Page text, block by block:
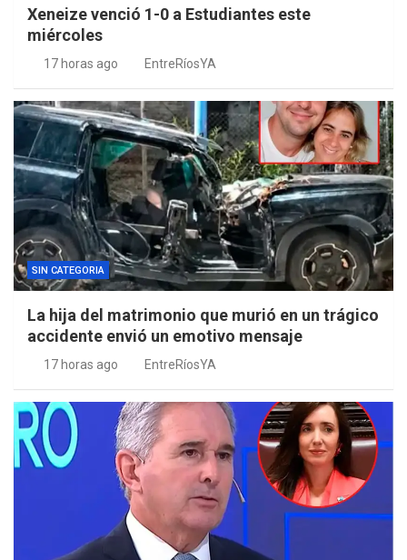
Xeneize venció 1-0 a Estudiantes este
miércoles
17 horas ago EntreRíosYA
SIN CATEGORIA
La hija del matrimonio que murió en un trágico
accidente envió un emotivo mensaje
17 horas ago EntreRíosYA